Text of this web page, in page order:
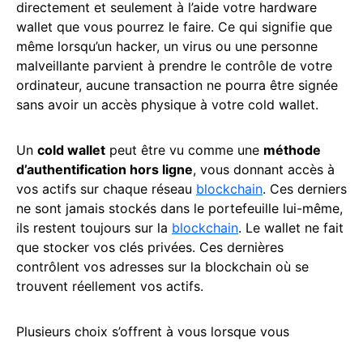
directement et seulement à l’aide votre hardware
wallet que vous pourrez le faire. Ce qui signifie que
même lorsqu’un hacker, un virus ou une personne
malveillante parvient à prendre le contrôle de votre
ordinateur, aucune transaction ne pourra être signée
sans avoir un accès physique à votre cold wallet.
Un cold wallet peut être vu comme une méthode
d’authentification hors ligne, vous donnant accès à
vos actifs sur chaque réseau blockchain. Ces derniers
ne sont jamais stockés dans le portefeuille lui-même,
ils restent toujours sur la blockchain. Le wallet ne fait
que stocker vos clés privées. Ces dernières
contrôlent vos adresses sur la blockchain où se
trouvent réellement vos actifs.
Plusieurs choix s’offrent à vous lorsque vous